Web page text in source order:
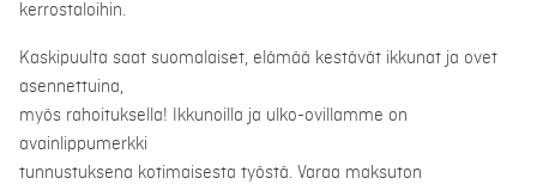
kerrostaloihin.
Kaskipuulta saat suomalaiset, elämää kestävät ikkunat ja ovet
asennettuina,
myös rahoituksella! Ikkunoilla ja ulko-ovillamme on
avainlippumerkki
tunnustuksena kotimaisesta työstä. Varaa maksuton